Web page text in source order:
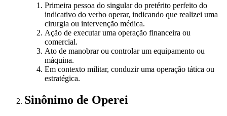
Primeira pessoa do singular do pretérito perfeito do
indicativo do verbo operar, indicando que realizei uma
cirurgia ou intervenção médica.
Ação de executar uma operação financeira ou
comercial.
Ato de manobrar ou controlar um equipamento ou
máquina.
Em contexto militar, conduzir uma operação tática ou
estratégica.
Sinônimo de Operei